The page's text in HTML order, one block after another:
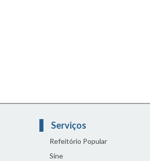
Serviços
Refeitório Popular
Sine